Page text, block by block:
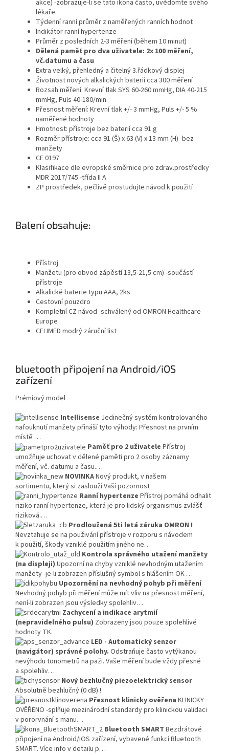
akce) -zobrazuje-li se tato ikona často, uvědomte svého
lékaře.
Týdenní ranní průměr z naměřených ranních hodnot
Indikátor ranní hypertenze
Průměr z posledních 2-3 měření (během 10 minut)
Dělená paměť pro dva uživatele: 2x 100 měření,
vč.datumu a času
Extra velký, přehledný a čitelný 3.řádkový displej
Životnost nových alkalických baterií cca 300 měření
Rozsah měření: Krevní tlak SYS 60-260 mmHg, DIA 40-215
mmHg, Puls 40-180/min.
Přesnost měření: Krevní tlak +/- 3 mmHg, Puls +/- 5 %
naměřené hodnoty
Hmotnost: přístroje bez baterií cca 91 g
Rozměr přístroje: cca 91 (Š) x 63 (V) x 13 mm (H) -bez
manžety
CE 0197
Klasifikace dle evropské směrnice pro zdrav.prostředky
MDR 2017/745 -třída II A
ZP prostředek, pečlivě prostudujte návod k použití
Balení obsahuje:
Přístroj
Manžetu (pro obvod zápěstí 13,5-21,5 cm) -součástí
přístroje
Alkalické baterie typu AAA, 2ks
Cestovní pouzdro
Kompletní CZ návod -schválený od OMRON Healthcare
Europe
CELIMED modrý záruční list
bluetooth připojení na Android/iOS
zařízení
Prémiový model
Intellisense Jedinečný systém kontrolovaného
nafouknutí manžety přináší tyto výhody: Přesnost na prvním
místě …
Paměť pro 2 uživatele Přístroj
umožňuje uchovat v dělené paměti pro 2 osoby záznamy
měření, vč. datumu a času.…
NOVINKANový produkt, v našem
sortimentu, který si zaslouží Vaší pozornost
Ranní hypertenze Přístroj pomáhá odhalit
riziko ranní hypertenze, která je pro lidský organismus zvlášť
riziková.…
Prodloužená 5ti letá záruka OMRON !
Nevztahuje se na použivání přístroje v rozporu s návodem
k použití, škody vzniklé použitím jiného ne…
Kontrola správného utažení manžety
(na displeji) Upozorní na chyby vzniklé nevhodným utažením
manžety -je-li zobrazen příslušný symbol s hlášením OK …
Upozornění na nevhodný pohyb při měření
Nevhodný pohyb při měření může mít vliv na přesnost měření,
není-li zobrazen jsou výsledky spolehliv…
Zachycení a indikace arytmií
(nepravidelného pulsu) Zobrazeny jsou pouze spolehlivé
hodnoty TK.
LED - Automatický senzor
(navigátor) správné polohy. Odstraňuje často vytýkanou
nevýhodu tonometrů na paži. Vaše měření bude vždy přesné
a spolehliv…
Nový bezhlučný piezoelektrický sensor
Absolutně bezhlučný (0 dB) !
Přesnost klinicky ověřena KLINICKY
OVĚŘENO -splňuje mezinárodní standardy pro klinickou validaci
v pororvnání s manu…
Bluetooth SMART Bezdrátové
připojení na Android/iOS zařízení, vybavené funkcí Bluetooth
SMART. Více info v detailu p…